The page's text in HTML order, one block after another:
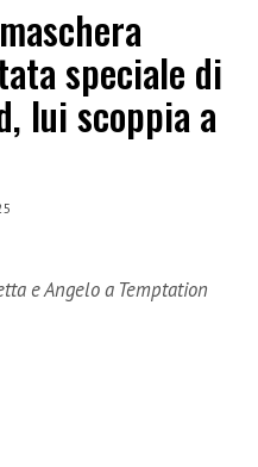
speciale di
lui scoppia a
e Angelo a Temptation